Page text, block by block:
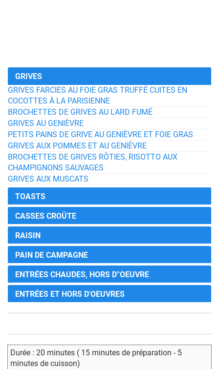
GRIVES
GRIVES FARCIES AU FOIE GRAS TRUFFÉ CUITES EN
COCOTTES À LA PARISIENNE
BROCHETTES DE GRIVES AU LARD FUMÉ
GRIVES AU GENIÈVRE
PETITS PAINS DE GRIVE AU GENIÈVRE ET FOIE GRAS
GRIVES AUX POMMES ET AU GENIÈVRE
BROCHETTES DE GRIVES RÔTIES, RISOTTO AUX
CHAMPIGNONS SAUVAGES
GRIVES AUX MUSCATS
TOASTS
CASSES CROÛTE
RAISIN
PAIN DE CAMPAGNE
ENTRÉES CHAUDES, HORS D''OEUVRE
ENTRÉES ET HORS D'OEUVRES
Durée : 20 minutes ( 15 minutes de préparation - 5
minutes de cuisson)